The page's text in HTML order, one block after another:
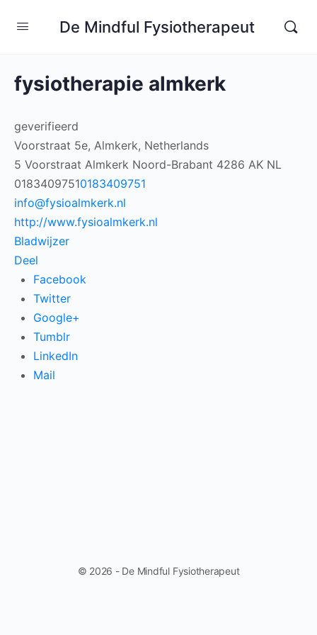
De Mindful Fysiotherapeut
fysiotherapie almkerk
geverifieerd
Voorstraat 5e, Almkerk, Netherlands
5 Voorstraat Almkerk Noord-Brabant 4286 AK NL
01834097510183409751
info@fysioalmkerk.nl
http://www.fysioalmkerk.nl
Bladwijzer
Deel
Facebook
Twitter
Google+
Tumblr
LinkedIn
Mail
© 2026 - De Mindful Fysiotherapeut